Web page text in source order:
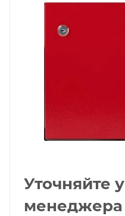
Уточняйте у
менеджера